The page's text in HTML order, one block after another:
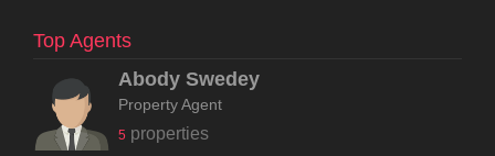
Top Agents
Abody Swedey
Property Agent
5 properties